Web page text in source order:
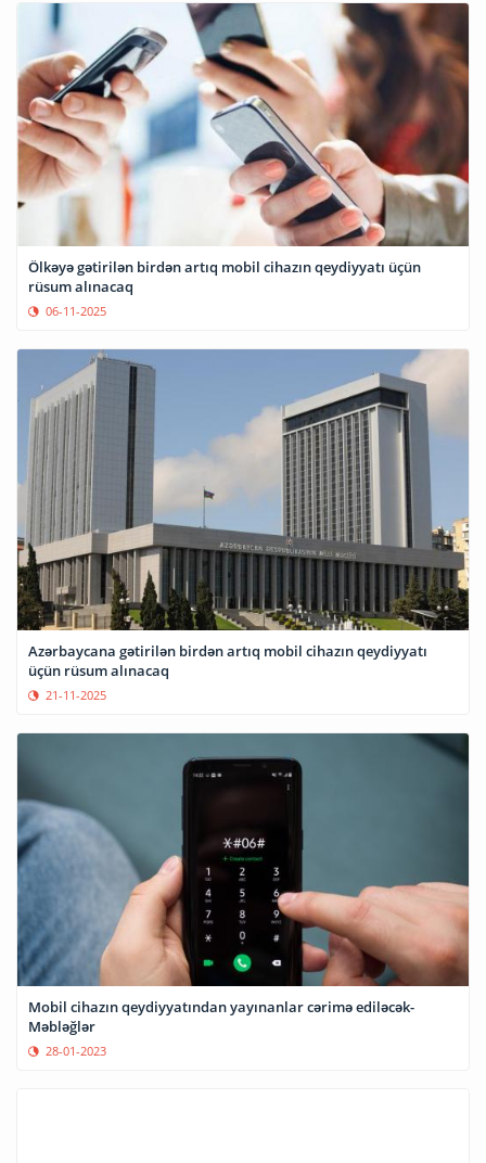
Ölkəyə gətirilən birdən artıq mobil cihazın qeydiyyatı üçün
rüsum alınacaq
06-11-2025
Azərbaycana gətirilən birdən artıq mobil cihazın qeydiyyatı
üçün rüsum alınacaq
21-11-2025
Mobil cihazın qeydiyyatından yayınanlar cərimə ediləcək-
Məbləğlər
28-01-2023